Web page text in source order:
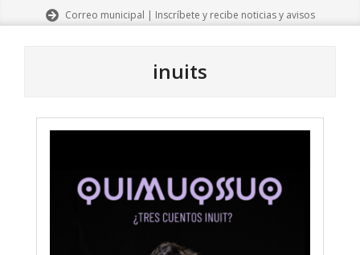
Correo municipal | Inscríbete y recibe noticias y avisos
inuits